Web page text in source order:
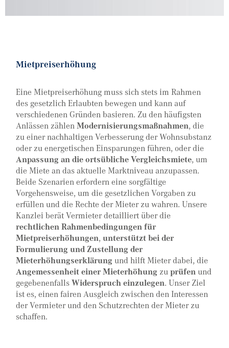
Mietpreiserhöhung
Eine Mietpreiserhöhung muss sich stets im Rahmen
des gesetzlich Erlaubten bewegen und kann auf
verschiedenen Gründen basieren. Zu den häufigsten
Anlässen zählenModernisierungsmaßnahmen, die
zu einer nachhaltigen Verbesserung der Wohnsubstanz
oder zu energetischen Einsparungen führen, oder die
Anpassung an die ortsübliche Vergleichsmiete, um
die Miete an das aktuelle Marktniveau anzupassen.
Beide Szenarien erfordern eine sorgfältige
Vorgehensweise, um die gesetzlichen Vorgaben zu
erfüllen und die Rechte der Mieter zu wahren. Unsere
Kanzlei berät Vermieter detailliert über die
rechtlichen Rahmenbedingungen für
Mietpreiserhöhungen, unterstützt bei der
Formulierung und Zustellung der
Mieterhöhungserklärung und hilft Mieter dabei, die
Angemessenheit einer Mieterhöhungzuprüfen und
gegebenenfallsWiderspruch einzulegen. Unser Ziel
ist es, einen fairen Ausgleich zwischen den Interessen
der Vermieter und den Schutzrechten der Mieter zu
schaffen.